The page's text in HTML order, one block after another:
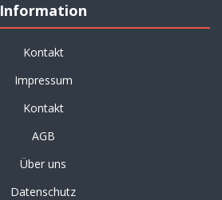
Information
Kontakt
Impressum
Kontakt
AGB
Über uns
Datenschutz